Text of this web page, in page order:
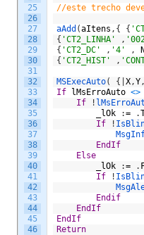
25
26
27
28
29
30
31
32
33
34
35
36
37
38
39
40
41
42
43
44
45
46
//este trecho
aAdd (aItens , { {
{ 'CT2_LINHA' ,
{ 'CT2_DC' , '4' ,
{ 'CT2_HIST' ,
MSExecAuto( { X,Y,
If
lMsErroAuto <>
If
!
_lOk
:= .
If
!
EndIf
Else
_lOk
:= .
If
!
Endif
EndIf
EndIf
Return